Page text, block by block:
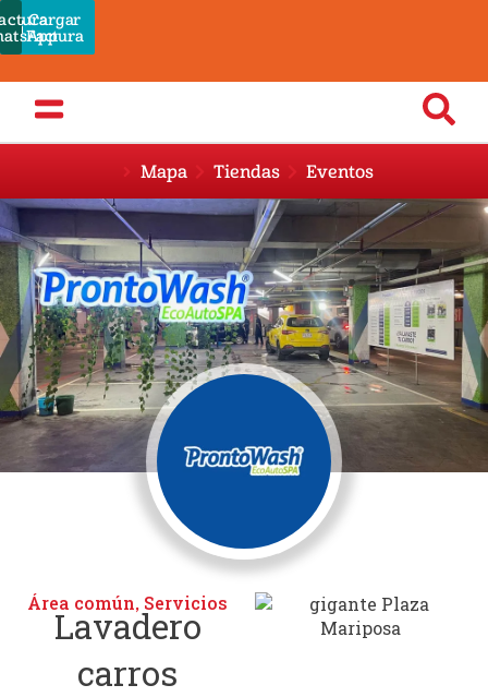
Pagar
Admin
Cargar
Factura
Mapa Tiendas Eventos
Área común, Servicios
Lavadero
carros